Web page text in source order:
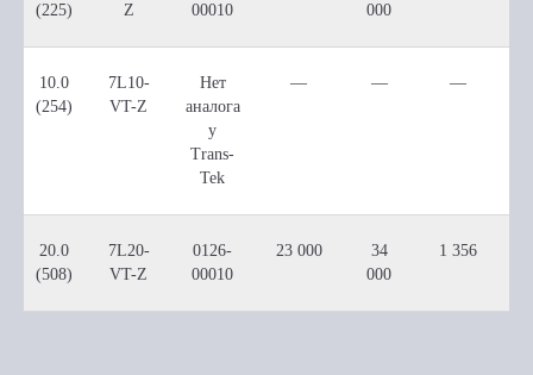
(225) Z 00010 000
10.0
(254)
7L10-
VT-Z
Нет
аналога
у
Trans-
Tek
— — —
20.0
(508)
7L20-
VT-Z
0126-
00010
23 000
34
000
1 356